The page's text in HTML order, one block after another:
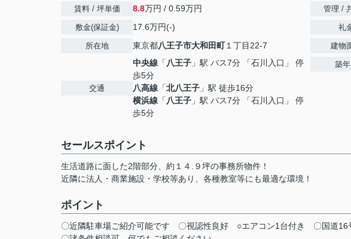
賃料 / 坪単価 8.8万円 / 0.59万円
敷金(保証金) 17.6万円(-)
所在地 東京都八王子市大和田町１丁目22-7
交通
中央線 「 八王子 」駅 バス7分 「石川入口」 停
歩5分
八高線 「北八王子 」駅 徒歩16分
横浜線 「 八王子 」駅 バス7分 「石川入口」 停
歩5分
管理 /
礼
建物
築年
セールスポイント
生活道路に面した2階部分、約１４.９坪の事務所物件！
近隣に法人・商業施設・学校等あり、各種教室等にも最適な環境！
ポイント
〇近隣駐車場ご紹介可能です 〇視認性良好 ○エアコン1台付き 〇国道16